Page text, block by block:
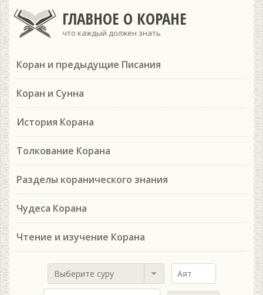
ГЛАВНОЕ О КОРАНЕ
что каждый должен знать
Коран и предыдущие Писания
Коран и Сунна
История Корана
Толкование Корана
Разделы коранического знания
Чудеса Корана
Чтение и изучение Корана
Выберите суру